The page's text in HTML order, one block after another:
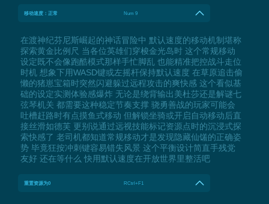
移动速度：正常 Num 9
在渡神纪芬尼斯崛起的神话冒险中 默认速度的移动机制堪称
探索黄金比例尺 当各位英雄们穿梭金光岛时 这个常规移动
设定既不会像跑酷模式那样手忙脚乱 也能精准把控战斗走位
时机 想象下用WASD键或左摇杆保持默认速度 在草原追击偷
懒的猪崽宝箱时突然闪避躲过远程攻击的爽快感 这个看似基
础的设定实测体验感爆炸 无论是绕背输出美杜莎还是解谜七
弦琴机关 都需要这种稳定节奏支撑 骁勇善战的玩家可能会
吐槽赶路时有点摸鱼式移动 但解锁坐骑或开启自动移动后直
接丝滑如德芙 更别说通过远视技能标记资源点时的沉浸式探
索快感了 老司机都知道常规移动才是发现隐藏仙馐的正确姿
势 毕竟狂按冲刺键容易错失风景 这个平衡设计简直手残党
友好 还在等什么 快用默认速度在开放世界里整活吧
重置资源为0 RCtrl+F1